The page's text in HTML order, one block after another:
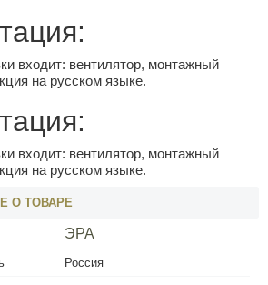
входит: вентилятор, монтажный
на русском языке.
входит: вентилятор, монтажный
на русском языке.
О ТОВАРЕ
ЭРА
Россия